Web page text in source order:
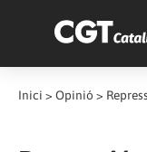
Inici > Opinió >